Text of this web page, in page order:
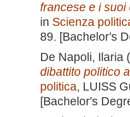
francese e i suoi
in Scienza
89. [Bachelor's
De Napoli, Ilaria
dibattito politico
politica, LUISS
[Bachelor's